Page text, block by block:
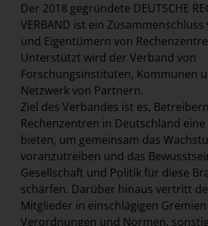
Der 2018 gegründete DEUTSCHE
VERBAND ist ein
und Eigentümern von
Unterstützt wird der Verband von
Forschungsinstituten, Kommunen
Netzwerk von Partnern.
Ziel des Verbandes ist es,
Rechenzentren in Deutschland
bieten, um gemeinsam das
voranzutreiben und das
Gesellschaft und Politik für diese
schärfen. Darüber hinaus vertritt
Mitglieder in einschlägigen
Verordnungen und Normen,